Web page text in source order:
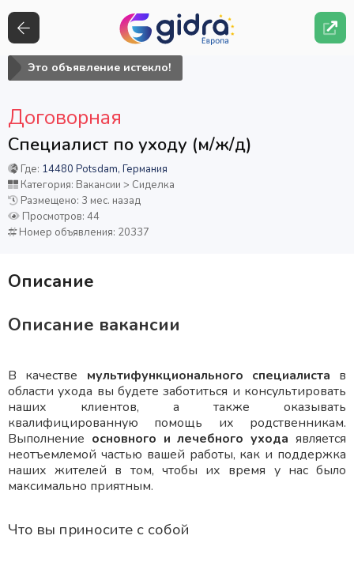
Это объявление истекло!
Специалист по уходу (м/ж/д)
Договорная
Где: 14480 Potsdam, Германия
Категория: Вакансии > Сиделка
Размещено: 3 мес. назад
Просмотров: 44
Номер объявления: 20337
Описание
Описание вакансии
В качестве мультифункционального специалиста в
области ухода вы будете заботиться и консультировать
наших клиентов, а также оказывать
квалифицированную помощь их родственникам.
Выполнение основного и лечебного ухода является
неотъемлемой частью вашей работы, как и поддержка
наших жителей в том, чтобы их время у нас было
максимально приятным.
Что вы приносите с собой